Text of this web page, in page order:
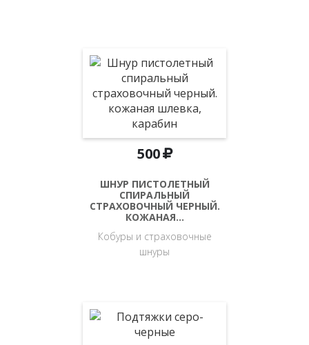
500
ШНУР ПИСТОЛЕТНЫЙ
СПИРАЛЬНЫЙ
СТРАХОВОЧНЫЙ ЧЕРНЫЙ.
КОЖАНАЯ…
Кобуры и страховочные
шнуры